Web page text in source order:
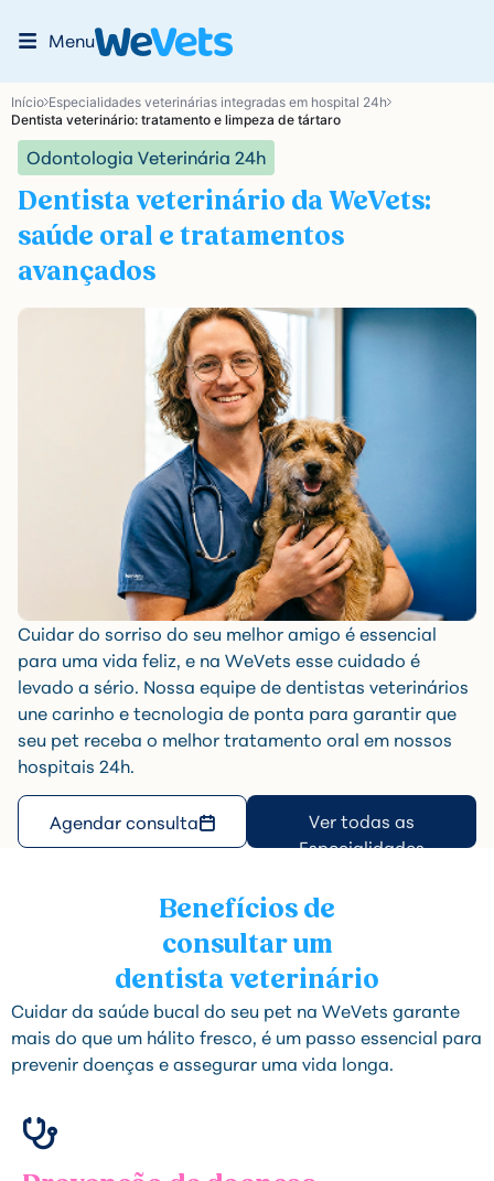
Menu
Início Especialidades veterinárias integradas em hospital 24h
Dentista veterinário: tratamento e limpeza de tártaro
Odontologia Veterinária 24h
Dentista veterinário da WeVets:
saúde oral e tratamentos
avançados
Cuidar do sorriso do seu melhor amigo é essencial
para uma vida feliz, e na WeVets esse cuidado é
levado a sério. Nossa equipe de dentistas veterinários
une carinho e tecnologia de ponta para garantir que
seu pet receba o melhor tratamento oral em nossos
hospitais 24h.
Agendar consulta
Ver todas as
Especialidades
Benefícios de
consultar um
dentista veterinário
Cuidar da saúde bucal do seu pet na WeVets garante
mais do que um hálito fresco, é um passo essencial para
prevenir doenças e assegurar uma vida longa.